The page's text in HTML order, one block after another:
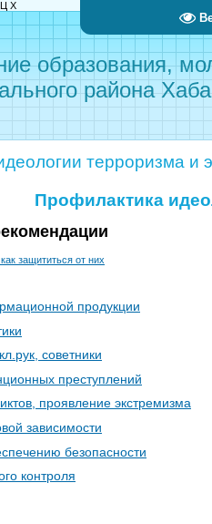
Ц Х
образования,
района
терроризма и
Профилактика
защититься от них
продукции
советники
преступлений
проявление экстремизма
зависимости
безопасности
контроля